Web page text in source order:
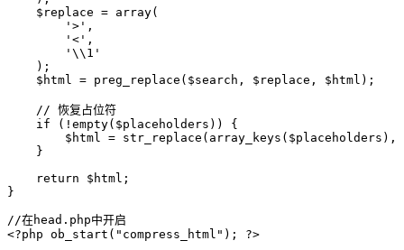
    $replace = array(
        '>',
        '<',
        '\\1'
    );
    $html = preg_replace($search, $replace, $html);
    // 恢复占位符
    if (!empty($placeholders)) {
$html =
    }
    return $html;
}
//在head.php中开启
<?php ob_start("compress_html"); ?>